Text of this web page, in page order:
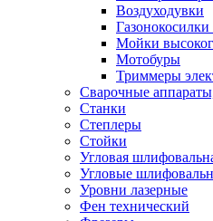
Воздуходувки
Мойки
Мотобуры
Триммеры
Сварочные
Станки
Степлеры
Стойки
Угловая
Угловые
Уровни лазерные
Фен технический